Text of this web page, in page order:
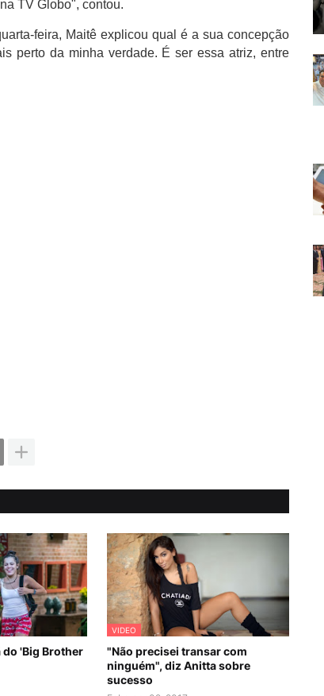
TV Globo", contou.
feira, Maitê explicou qual é a sua concepção
perto da minha verdade. É ser essa atriz, entre
do 'Big Brother
VIDEO
"Não precisei transar com
ninguém", diz Anitta sobre
sucesso